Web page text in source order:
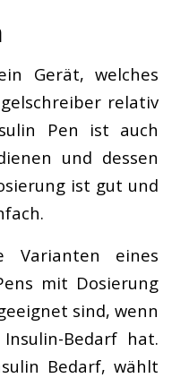
Gerät, welches
relativ
Pen ist auch
und dessen
ist gut und
Varianten eines
mit Dosierung
sind, wenn
Bedarf hat.
Bedarf, wählt